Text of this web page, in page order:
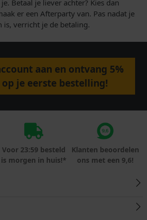
Betaal je liever achter? Kies dan
er een Afterparty van. Pas nadat je
is, verricht je de betaling.
aan en ontvang 5%
je eerste bestelling!
Voor 23:59 besteld
is morgen in huis!*
Klanten beoordelen
ons met een 9,6!